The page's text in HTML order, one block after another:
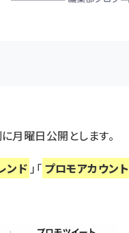
月曜日公開とします。
ンド」「 プロモアカウント